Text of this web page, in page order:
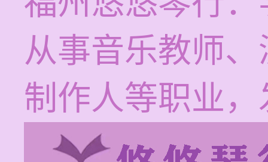
从事音乐教师
制作人等职业